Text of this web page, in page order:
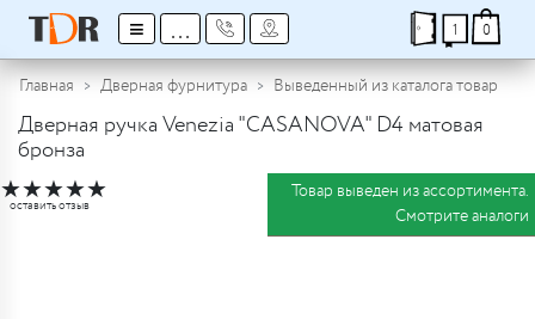
≡ ... 1 0
Главная Дверная фурнитура Выведенный из каталога товар
Дверная ручка Venezia "CASANOVA" D4 матовая
бронза
★★★★★
оставить отзыв
Товар выведен из ассортимента.
Смотрите аналоги